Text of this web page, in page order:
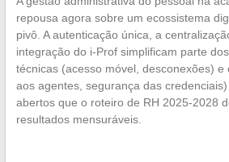
repousa agora sobre um ecossistema
pivô. A autenticação única, a
integração do i-Prof simplificam parte
técnicas (acesso móvel, desconexões) e
aos agentes, segurança das
abertos que o roteiro de RH 2025-2028
resultados mensuráveis.